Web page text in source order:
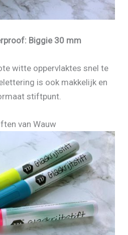
Biggie 30 mm
witte oppervlaktes snel te
is ook makkelijk en
stiftpunt.
van Wauw